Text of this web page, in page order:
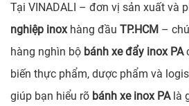
Tại VINADALI – đơn vị sản xuất và
nghiệp inoxhàng đầu TP.HCM –
hàng nghìn bộ bánh xe đẩy inox PA
biến thực phẩm, dược phẩm và
giúp bạn hiểu rõ bánh xe inox PAlà